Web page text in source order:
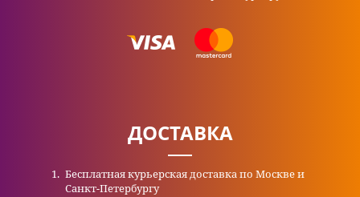
ДОСТАВКА
Бесплатная курьерская доставка по Москве и
Санкт-Петербургу